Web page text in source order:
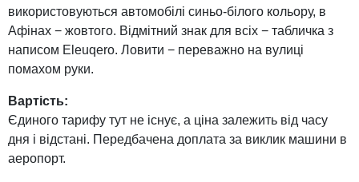
використовуються автомобілі синьо-білого кольору, в
Афінах − жовтого. Відмітний знак для всіх − табличка з
написом Eleuqero. Ловити − переважно на вулиці
помахом руки.
Вартість:
Єдиного тарифу тут не існує, а ціна залежить від часу
дня і відстані. Передбачена доплата за виклик машини в
аеропорт.